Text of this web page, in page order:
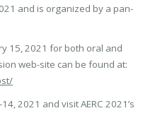
and is organized by a pan-
15, 2021 for both oral and
web-site can be found at:
2021 and visit AERC 2021’s